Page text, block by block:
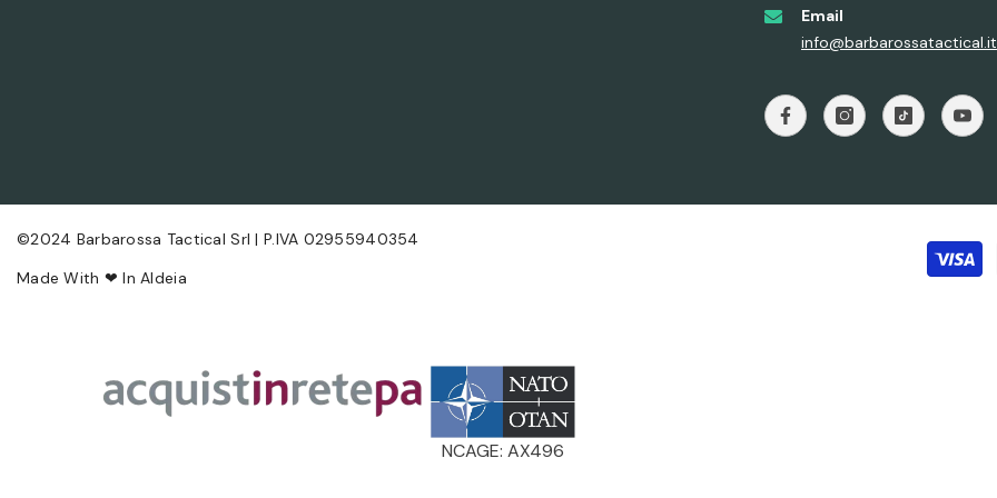
Email
info@barbarossatactical.it
©2024 Barbarossa Tactical Srl | P.IVA 02955940354
Made With ❤ InAldeia
NCAGE: AX496